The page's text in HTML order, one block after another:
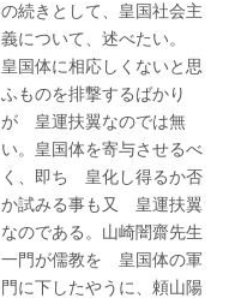
の続きとして、皇国社会主
義について、述べたい。
皇国体に相応しくないと思
ふものを排撃するばかり
が 皇運扶翼なのでは無
い。皇国体を寄与させるべ
く、即ち 皇化し得るか否
か試みる事も又 皇運扶翼
なのである。山崎闇齋先生
一門が儒教を 皇国体の軍
門に下したやうに、頼山陽